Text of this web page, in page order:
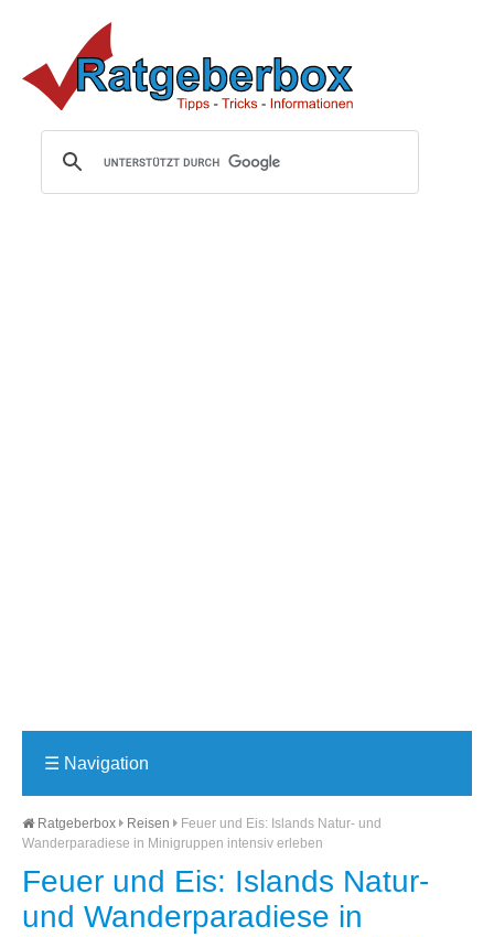
☰ Navigation
Ratgeberbox Reisen
Feuer und Eis: Islands Natur- und
Wanderparadiese in Minigruppen intensiv erleben
Feuer und Eis: Islands Natur-
und Wanderparadiese in